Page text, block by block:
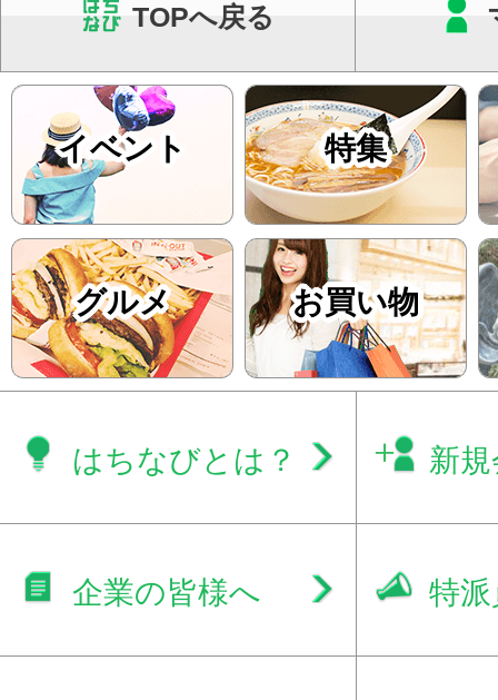
TOPへ戻る
イベント 特集
グルメ お買い物
はちなびとは？ 新
企業の皆様へ 特